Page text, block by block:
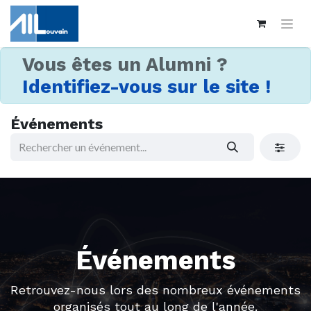
Vous êtes un Alumni ?
Identifiez-vous sur le site !
Événements
Événements
Retrouvez-nous lors des nombreux événements
organisés tout au long de l'année.